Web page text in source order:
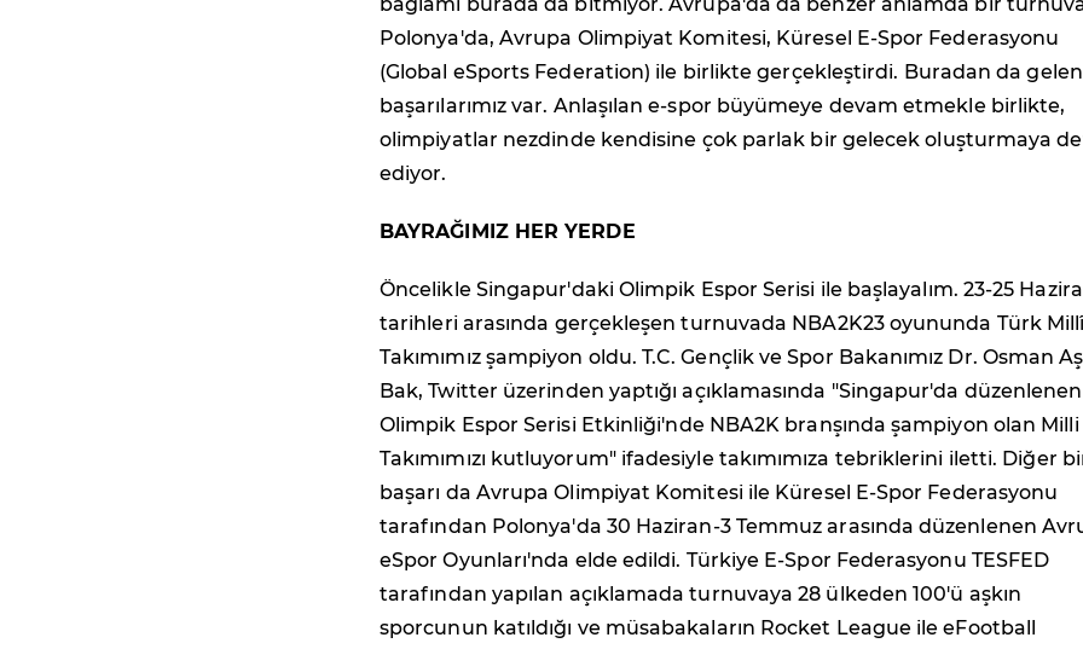
Polonya'da, Avrupa Olimpiyat Komitesi, Küresel E-Spor Federasyonu
(Global eSports Federation) ile birlikte gerçekleştirdi. Buradan da gelen
başarılarımız var. Anlaşılan e-spor büyümeye devam etmekle birlikte,
olimpiyatlar nezdinde kendisine çok parlak bir gelecek oluşturmaya
ediyor.
BAYRAĞIMIZ HER YERDE
Öncelikle Singapur'daki Olimpik Espor Serisi ile başlayalım. 23-25
tarihleri arasında gerçekleşen turnuvada NBA2K23 oyununda Türk
Takımımız şampiyon oldu. T.C. Gençlik ve Spor Bakanımız Dr. Osman
Bak, Twitter üzerinden yaptığı açıklamasında "Singapur'da düzenlenen
Olimpik Espor Serisi Etkinliği'nde NBA2K branşında şampiyon olan Milli
Takımımızı kutluyorum" ifadesiyle takımımıza tebriklerini iletti. Diğer
başarı da Avrupa Olimpiyat Komitesi ile Küresel E-Spor Federasyonu
tarafından Polonya'da 30 Haziran-3 Temmuz arasında düzenlenen
eSpor Oyunları'nda elde edildi. Türkiye E-Spor Federasyonu TESFED
tarafından yapılan açıklamada turnuvaya 28 ülkeden 100'ü aşkın
sporcunun katıldığı ve müsabakaların Rocket League ile eFootball